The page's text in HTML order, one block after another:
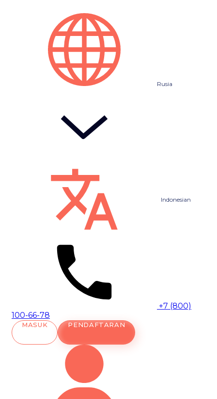
Rusia
Indonesian
+7 (800)
100-66-78
MASUK PENDAFTARAN